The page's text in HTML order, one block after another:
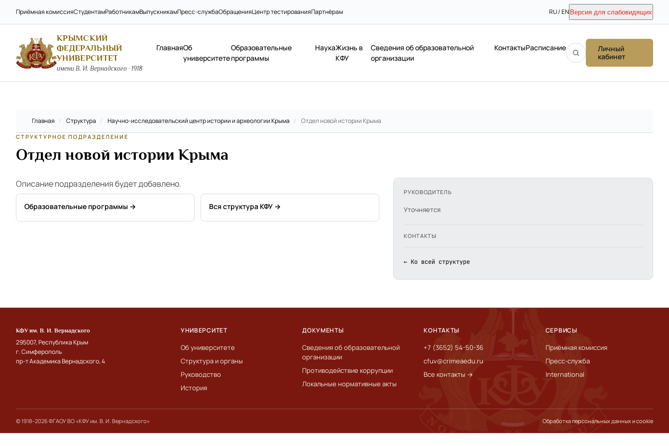
Приёмная комиссияСтудентамРаботникамВыпускникамПресс-службаОбращенияЦентр тестированияПартнёрам RU / EN Версия для слабовидящих
КРЫМСКИЙ
ФЕДЕРАЛЬНЫЙ
УНИВЕРСИТЕТ
имени В. И. Вернадского · 1918
ГлавнаяОб
университете
Образовательные
программы
НаукаЖизнь в
КФУ
Сведения об образовательной
организации
КонтактыРасписание
Личный
кабинет
Главная / Структура / Научно-исследовательский центр истории и археологии Крыма / Отдел новой истории Крыма
СТРУКТУРНОЕ ПОДРАЗДЕЛЕНИЕ
Отдел новой истории Крыма
Описание подразделения будет добавлено.
Образовательные программы → Вся структура КФУ →
РУКОВОДИТЕЛЬ
Уточняется
КОНТАКТЫ
← Ко всей структуре
КФУ им. В. И. Вернадского
295007, Республика Крым
г. Симферополь
пр-т Академика Вернадского, 4
УНИВЕРСИТЕТ
Об университете
Структура и органы
Руководство
История
ДОКУМЕНТЫ
Сведения об образовательной
организации
Противодействие коррупции
Локальные нормативные акты
КОНТАКТЫ
+7 (3652) 54-50-36
cfuv@crimeaedu.ru
Все контакты →
СЕРВИСЫ
Приёмная комиссия
Пресс-служба
International
© 1918–2026 ФГАОУ ВО «КФУ им. В. И. Вернадского» Обработка персональных данных и cookie